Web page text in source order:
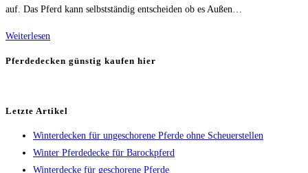
auf. Das Pferd kann selbstständig entscheiden ob es Außen…
Weiterlesen
Pferdedecken günstig kaufen hier
Letzte Artikel
Winterdecken für ungeschorene Pferde ohne Scheuerstellen
Winter Pferdedecke für Barockpferd
Winterdecke für geschorene Pferde